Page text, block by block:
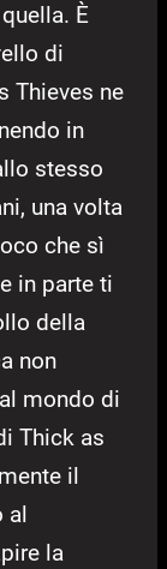
È
di
Thieves ne
in
stesso
una volta
che sì
in parte ti
della
non
mondo di
Thick as
il
al
la